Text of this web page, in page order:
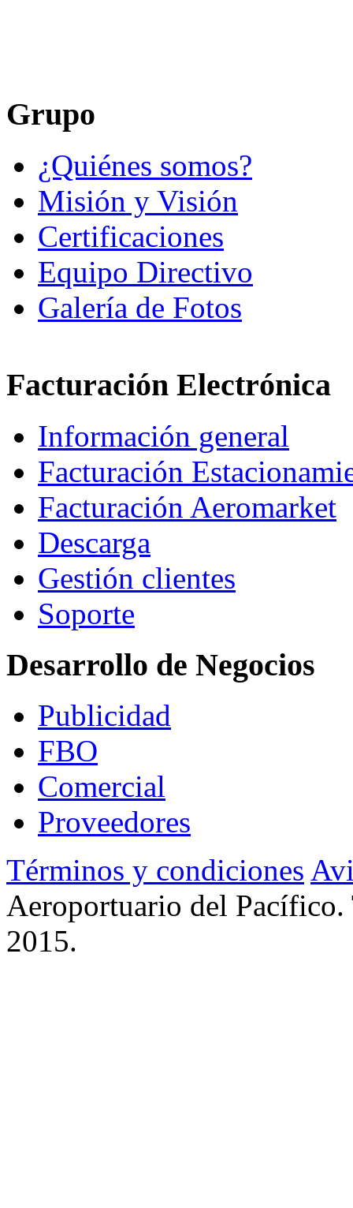
Grupo
¿Quiénes somos?
Misión y Visión
Certificaciones
Equipo Directivo
Galería de Fotos
Facturación Electrónica
Información general
Facturación
Facturación Aeromarket
Descarga
Gestión clientes
Soporte
Desarrollo de Negocios
Publicidad
FBO
Comercial
Proveedores
Términos y condiciones
Aeroportuario del Pacífico.
2015.